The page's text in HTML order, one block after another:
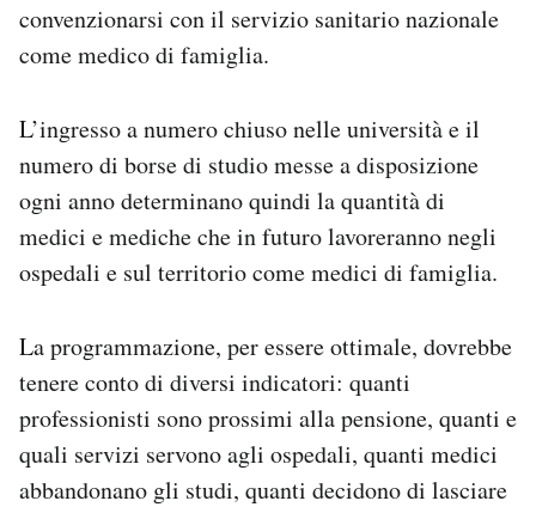
convenzionarsi con il servizio sanitario nazionale
come medico di famiglia.
L’ingresso a numero chiuso nelle università e il
numero di borse di studio messe a disposizione
ogni anno determinano quindi la quantità di
medici e mediche che in futuro lavoreranno negli
ospedali e sul territorio come medici di famiglia.
La programmazione, per essere ottimale, dovrebbe
tenere conto di diversi indicatori: quanti
professionisti sono prossimi alla pensione, quanti e
quali servizi servono agli ospedali, quanti medici
abbandonano gli studi, quanti decidono di lasciare